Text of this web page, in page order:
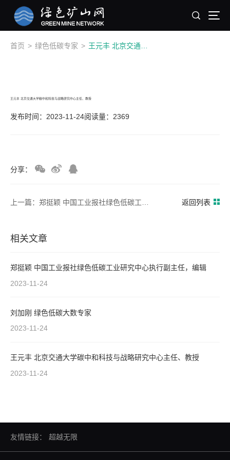
首页 > 绿色低碳专家 >
王元丰 北京交通大学碳中和科技与战略研究中心主任、教授
发布时间：2023-11-24阅读量：2369
分享：
返回列表
相关文章
郑挺颖 中国工业报社绿色低碳工业研究中心执行副主任，编辑
2023-11-24
刘加刚 绿色低碳大数专家
2023-11-24
王元丰 北京交通大学碳中和科技与战略研究中心主任、教授
2023-11-24
友情链接： 超越无限